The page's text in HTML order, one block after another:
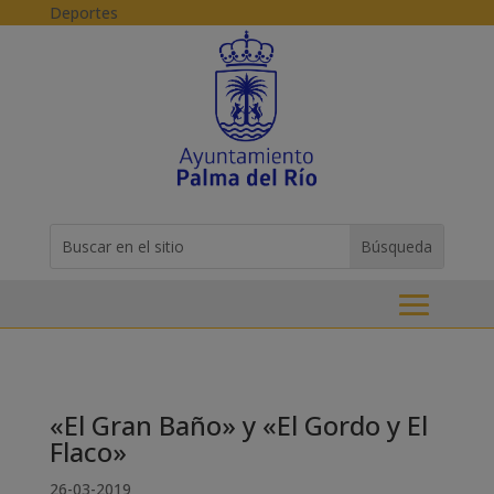
Skip to content
Deportes
for...
«El Gran Baño» y «El Gordo y El
Flaco»
26-03-2019